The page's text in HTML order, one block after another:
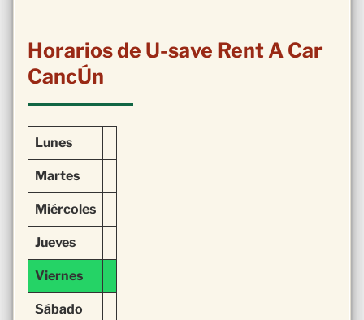
Horarios de U-save Rent A Car
CancÚn
Lunes
Martes
Miércoles
Jueves
Viernes
Sábado